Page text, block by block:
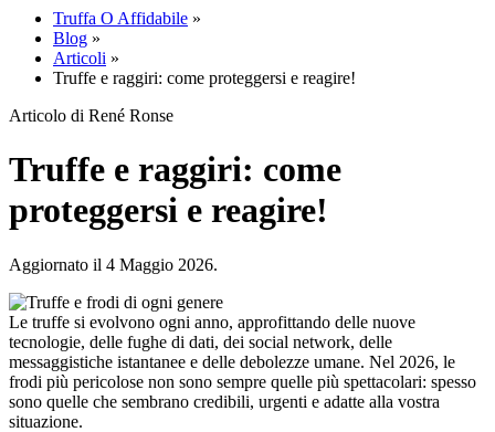
Truffa O Affidabile »
Blog »
Articoli »
Truffe e raggiri: come proteggersi e reagire!
Articolo di René Ronse
Truffe e raggiri: come
proteggersi e reagire!
Aggiornato il 4 Maggio 2026.
Le truffe si evolvono ogni anno, approfittando delle nuove
tecnologie, delle fughe di dati, dei social network, delle
messaggistiche istantanee e delle debolezze umane. Nel 2026, le
frodi più pericolose non sono sempre quelle più spettacolari: spesso
sono quelle che sembrano credibili, urgenti e adatte alla vostra
situazione.